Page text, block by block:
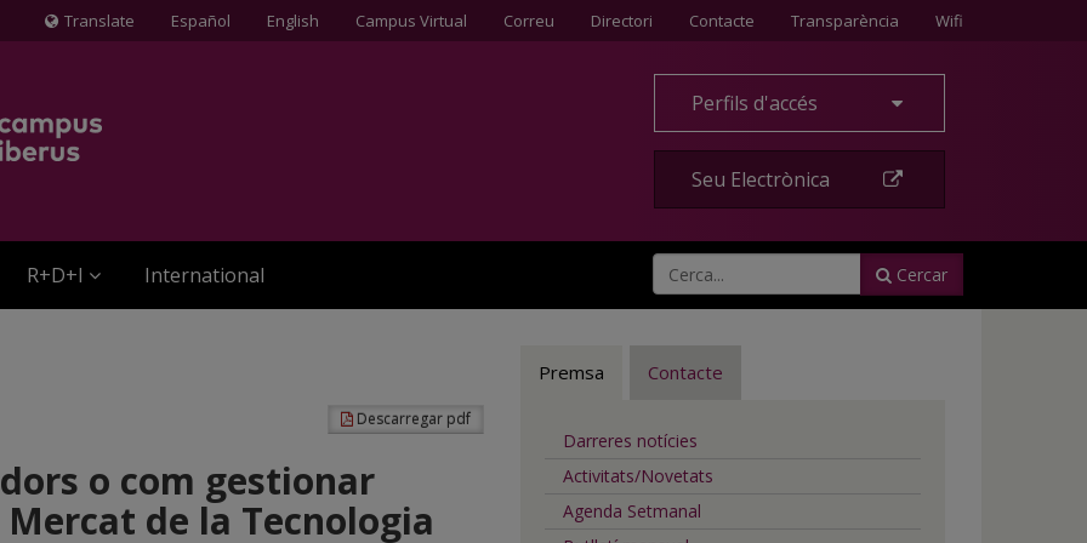
Icona
Translate Español English Campus Virtual Correu Directori Contacte
Contacte Transparència Wifi
Perfils d'accés
Seu Electrònica
R+D+I International Cercar
Descarregar pdf
o com gestionar
de la Tecnologia
Premsa Contacte
Darreres notícies
Activitats/Novetats
Agenda Setmanal